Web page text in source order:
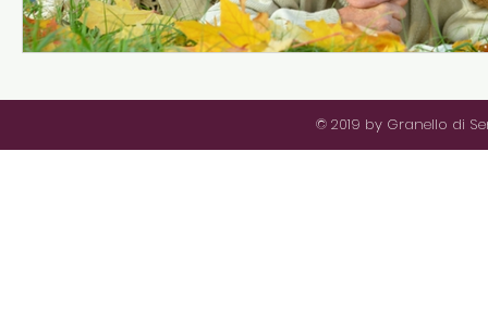
© 2019 by Granello di